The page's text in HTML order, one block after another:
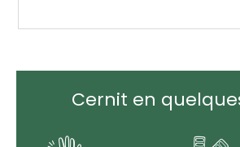
Cernit en